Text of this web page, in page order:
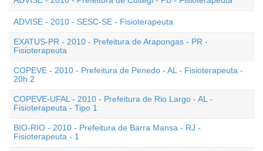
ADVISE - 2010 - SESC-SE - Fisioterapeuta
EXATUS-PR - 2010 - Prefeitura de Arapongas - PR -
Fisioterapeuta
COPEVE - 2010 - Prefeitura de Penedo - AL - Fisioterapeuta -
20h 2
COPEVE-UFAL - 2010 - Prefeitura de Rio Largo - AL -
Fisioterapeuta - Tipo 1
BIO-RIO - 2010 - Prefeitura de Barra Mansa - RJ -
Fisioterapeuta - 1